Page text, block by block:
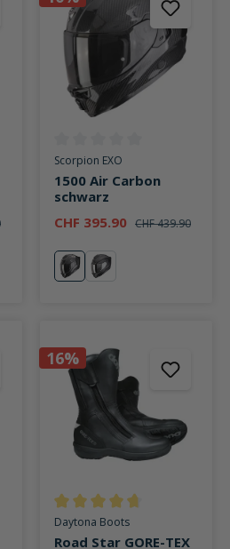
von 5 von 5 Sternen
Durchschnittliche Bewertung
Scorpion EXO
1500 Air Carbon
schwarz
CHF 395.90 CHF 439.90
schwarzMundi
von 3.9 von 5 Sternen
16%
Durchschnittliche Bewertung
Daytona Boots
Road Star GORE-TEX